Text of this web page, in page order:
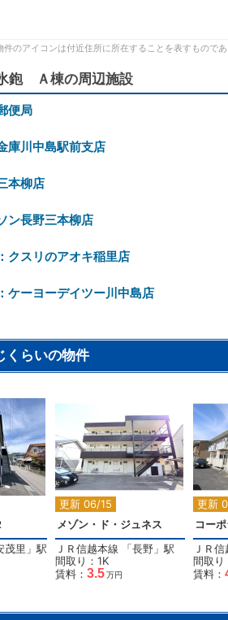
のアイコンは付近住所に所在することを表すもので
鉋 Ａ棟の周辺施設
便局
庫川中島駅前支店
本柳店
ン長野三本柳店
クスリのアオキ稲里店
ケーヨーデイツー川中島店
くらいの物件
茂里 」駅
更新 06/15
2
メゾン・ド・ジュネス
ＪＲ信越本線 「長野 」駅
間取り：1K
賃料： 3.5万円
更新
コー
ＪＲ
間取り
賃料：